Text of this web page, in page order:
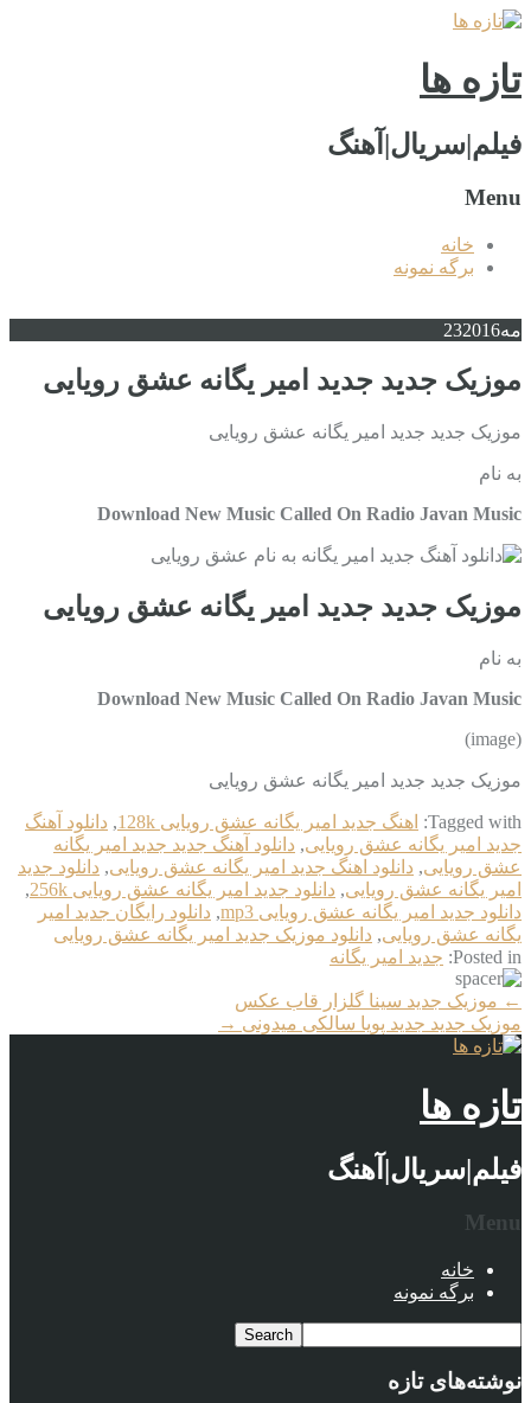
تازه ها
فیلم|سریال|آهنگ
Menu
خانه
برگه نمونه
مه 232016
موزیک جدید جديد امیر یگانه عشق رویایی
موزیک جدید جديد امیر یگانه عشق رویایی
به نام
Download New Music Called On Radio Javan Music
موزیک جدید جديد امیر یگانه عشق رویایی
به نام
Download New Music Called On Radio Javan Music
(image)
موزیک جدید جديد امیر یگانه عشق رویایی
Tagged with: اهنگ جديد امیر یگانه عشق رویایی 128k , دانلود آهنگ
جديد امیر یگانه عشق رویایی, دانلود آهنگ جدید جديد امیر یگانه
عشق رویایی, دانلود اهنگ جديد امیر یگانه عشق رویایی, دانلود جديد
امیر یگانه عشق رویایی, دانلود جديد امیر یگانه عشق رویایی 256k
,
دانلود جديد امیر یگانه عشق رویایی mp3
, دانلود رایگان جديد امیر
یگانه عشق رویایی, دانلود موزیک جديد امیر یگانه عشق رویایی
Posted in: جديد امیر یگانه
More
Articles
← موزیک جدید سینا گلزار قاب عکس
موزیک جدید جديد پویا سالکی میدونی →
تازه ها
فیلم|سریال|آهنگ
Menu
خانه
برگه نمونه
نوشته‌های تازه